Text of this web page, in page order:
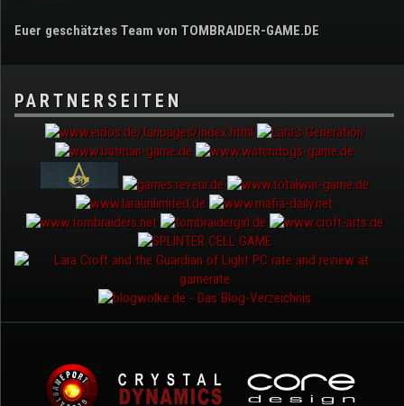
Euer geschätztes Team von TOMBRAIDER-GAME.DE
PARTNERSEITEN